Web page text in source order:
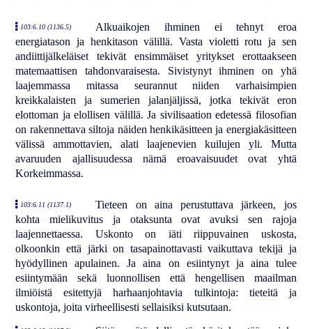
103:6.10 (1136.5)
Alkuaikojen ihminen ei tehnyt eroa
energiatason ja henkitason välillä. Vasta violetti rotu ja sen
andiittijälkeläiset tekivät ensimmäiset yritykset erottaakseen
matemaattisen tahdonvaraisesta. Sivistynyt ihminen on yhä
laajemmassa mitassa seurannut niiden varhaisimpien
kreikkalaisten ja sumerien jalanjäljissä, jotka tekivät eron
elottoman ja elollisen välillä. Ja sivilisaation edetessä filosofian
on rakennettava siltoja näiden henkikäsitteen ja energiakäsitteen
välissä ammottavien, alati laajenevien kuilujen yli. Mutta
avaruuden ajallisuudessa nämä eroavaisuudet ovat yhtä
Korkeimmassa.
103:6.11 (1137.1)
Tieteen on aina perustuttava järkeen, jos
kohta mielikuvitus ja otaksunta ovat avuksi sen rajoja
laajennettaessa. Uskonto on iäti riippuvainen uskosta,
olkoonkin että järki on tasapainottavasti vaikuttava tekijä ja
hyödyllinen apulainen. Ja aina on esiintynyt ja aina tulee
esiintymään sekä luonnollisen että hengellisen maailman
ilmiöistä esitettyjä harhaanjohtavia tulkintoja: tieteitä ja
uskontoja, joita virheellisesti sellaisiksi kutsutaan.